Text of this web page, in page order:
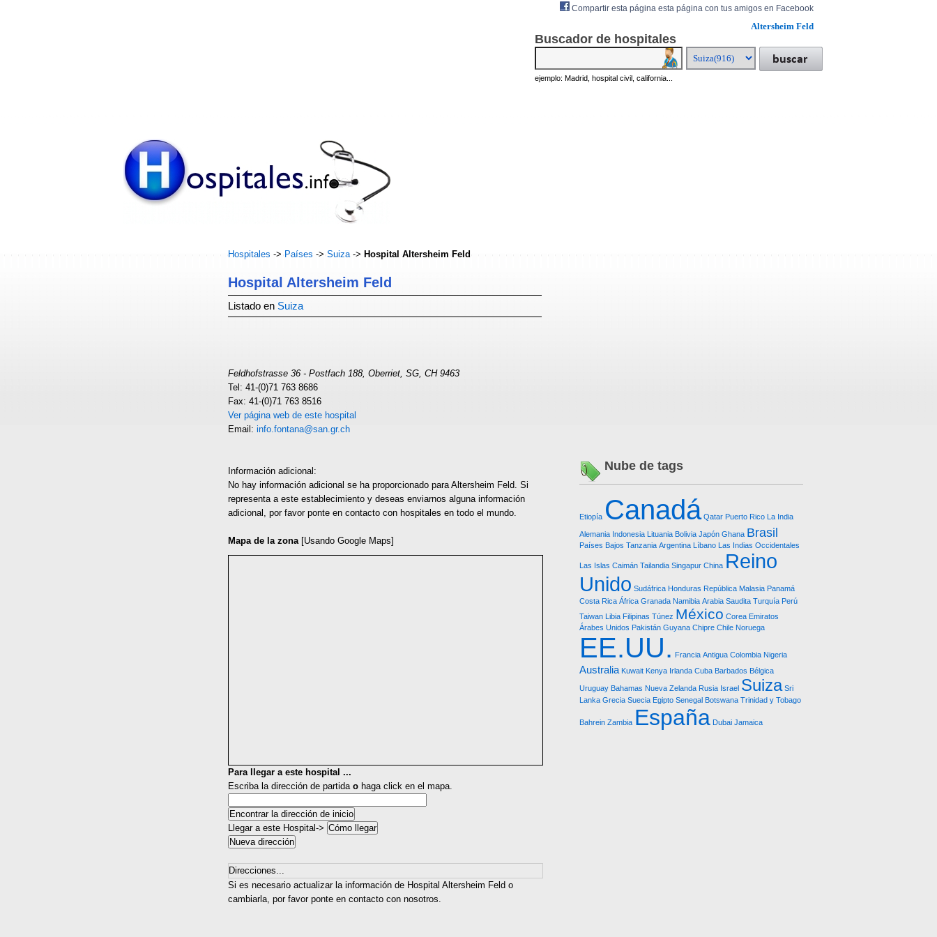
Altersheim Feld
Buscador de hospitales
ejemplo: Madrid, hospital civil, california...
Hospitales -> Países -> Suiza-> Hospital Altersheim Feld
Hospital Altersheim Feld
Listado en Suiza
Feldhofstrasse 36 - Postfach 188, Oberriet, SG, CH 9463
Tel: 41-(0)71 763 8686
Fax: 41-(0)71 763 8516
Ver página web de este hospital
Email: info.fontana@san.gr.ch
Información adicional:
No hay información adicional se ha proporcionado para Altersheim Feld. Si
representa a este establecimiento y deseas enviarnos alguna información
adicional, por favor ponte en contacto con hospitales en todo el mundo.
Mapa de la zona[Usando Google Maps]
Para llegar a este hospital ...
Escriba la dirección de partida o haga click en el mapa.
Llegar a este Hospital->
Direcciones...
Si es necesario actualizar la información de Hospital Altersheim Feld o
cambiarla, por favor ponte en contacto con nosotros.
Nube de tags
Etiopía Canadá Qatar Puerto Rico La India
Alemania Indonesia Lituania Bolivia Japón Ghana Brasil
Países Bajos Tanzania Argentina Líbano Las Indias Occidentales
Las Islas Caimán Tailandia Singapur China Reino
Unido Sudáfrica Honduras República Malasia Panamá
Costa Rica África Granada Namibia Arabia Saudita Turquía Perú
Taiwan Libia Filipinas Túnez México Corea Emiratos
Árabes Unidos Pakistán Guyana Chipre Chile Noruega
EE.UU. Francia Antigua Colombia Nigeria
Australia Kuwait Kenya Irlanda Cuba Barbados Bélgica
Uruguay Bahamas Nueva Zelanda Rusia Israel Suiza Sri
Lanka Grecia Suecia Egipto Senegal Botswana Trinidad y Tobago
Bahrein Zambia España Dubai Jamaica
Compartir esta página esta página con tus amigos en Facebook